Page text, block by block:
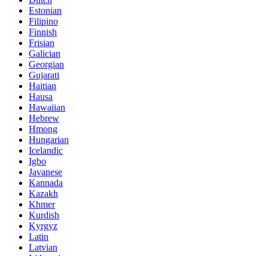
Estonian
Filipino
Finnish
Frisian
Galician
Georgian
Gujarati
Haitian
Hausa
Hawaiian
Hebrew
Hmong
Hungarian
Icelandic
Igbo
Javanese
Kannada
Kazakh
Khmer
Kurdish
Kyrgyz
Latin
Latvian